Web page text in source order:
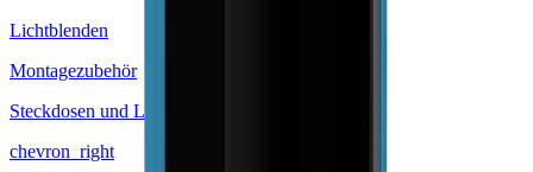
Lichtblenden
Montagezubehör
Steckdosen und Ladestationen
chevron_right